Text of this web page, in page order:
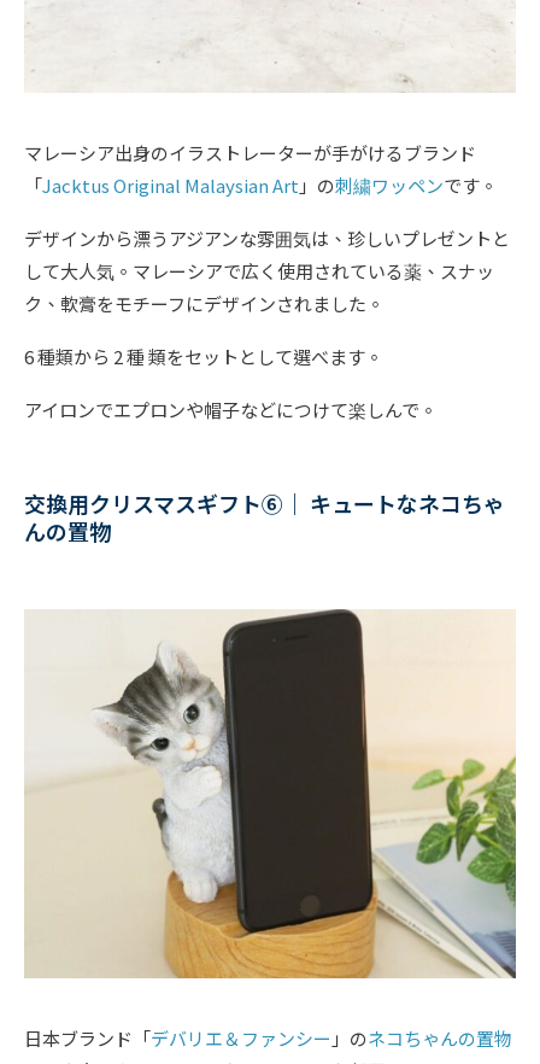
マレーシア出身のイラストレーターが手がけるブランド
「Jacktus Original Malaysian Art 」の刺繍ワッペンです。
デザインから漂うアジアンな雰囲気は、珍しいプレゼントと
して大人気。マレーシアで広く使用されている薬、スナッ
ク、軟膏をモチーフにデザインされました。
6 種類から 2 種 類をセットとして選べます。
アイロンでエプロンや帽子などにつけて楽しんで。
交換用クリスマスギフト⑥｜ キュートなネコちゃ
んの置物
日本ブランド「デバリエ＆ファンシー 」のネコちゃんの置物